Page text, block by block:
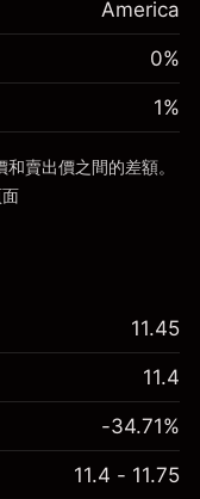
$20,000.00
$19,000.00
America
0%
1%
賣出價之間的差額。
11.45
11.4
-34.71%
11.4 - 11.75